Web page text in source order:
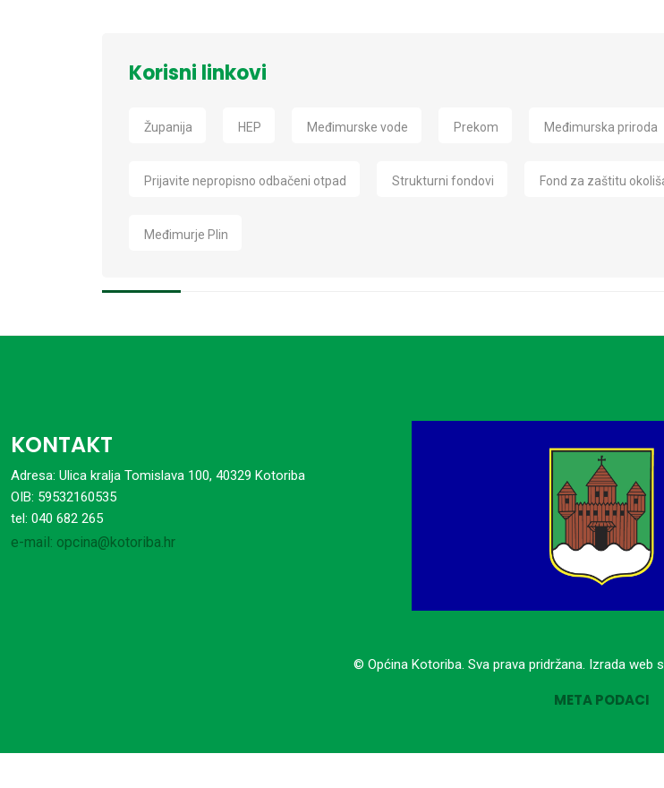
Korisni linkovi
Županija HEP Međimurske vode Prekom Međimurska priroda
Prijavite nepropisno odbačeni otpad Strukturni fondovi Fond za zaštitu
Međimurje Plin
KONTAKT
Adresa: Ulica kralja Tomislava 100, 40329 Kotoriba
OIB: 59532160535
tel: 040 682 265
e-mail: opcina@kotoriba.hr
© Općina Kotoriba. Sva prava pridržana. Izrada web
META PODACI